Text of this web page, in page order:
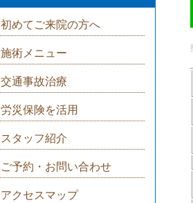
初めてご来院の方へ
施術メニュー
交通事故治療
労災保険を活用
スタッフ紹介
ご予約・お問い合わせ
アクセスマップ